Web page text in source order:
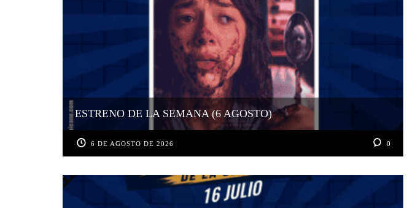
ESTRENO DE LA SEMANA (6 AGOSTO)
6 DE AGOSTO DE 2026 0